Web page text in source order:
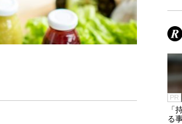
PR
「
る